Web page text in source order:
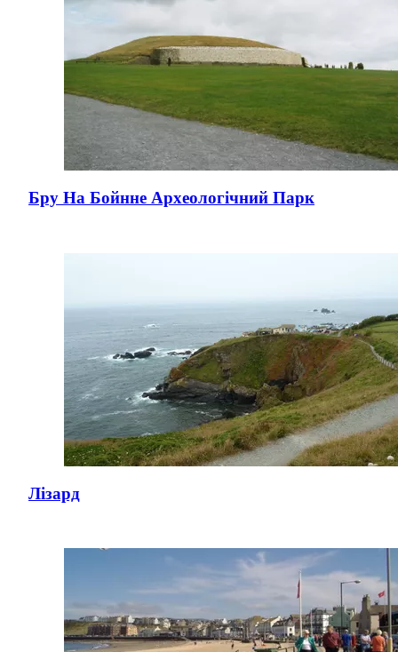
Бру На Бойнне Археологічний Парк
Лізард